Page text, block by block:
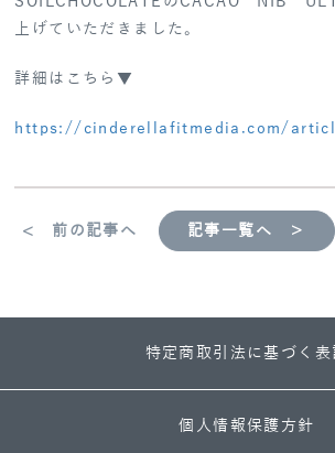
上げていただきました。
詳細はこちら▼
https://cinderellafitmedia.com/
< 前の記事へ 記事一覧へ ＞
特定商取引法に基づく表
個人情報保護方針